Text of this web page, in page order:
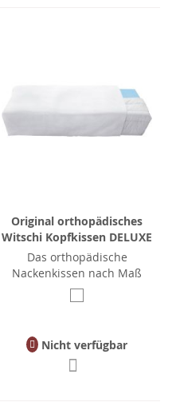
Original orthopädisches
Witschi Kopfkissen DELUXE
Das orthopädische
Nackenkissen nach Maß
Nicht verfügbar